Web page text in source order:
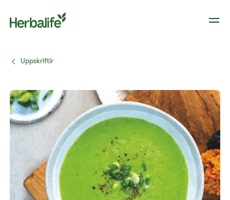
Uppskriftir